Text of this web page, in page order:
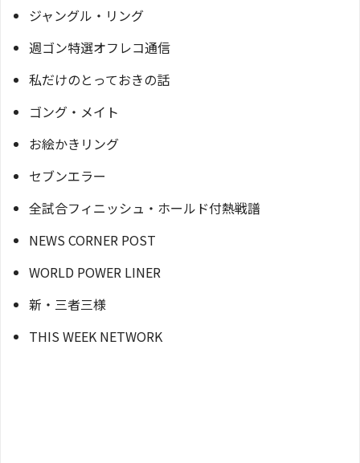
ジャングル・リング
週ゴン特選オフレコ通信
私だけのとっておきの話
ゴング・メイト
お絵かきリング
セブンエラー
全試合フィニッシュ・ホールド付熱戦譜
NEWS CORNER POST
WORLD POWER LINER
新・三者三様
THIS WEEK NETWORK